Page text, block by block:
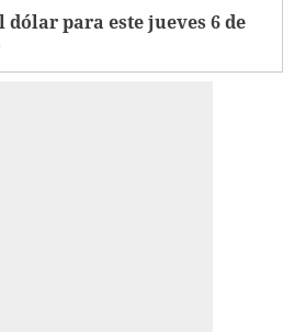
dólar para este jueves 6 de